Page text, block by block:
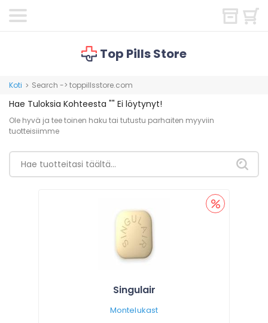
Top Pills Store
Koti > Search -> toppillsstore.com
Hae Tuloksia Kohteesta "" Ei löytynyt!
Ole hyvä ja tee toinen haku tai tutustu parhaiten myyviin
tuotteisiimme
Singulair
Montelukast